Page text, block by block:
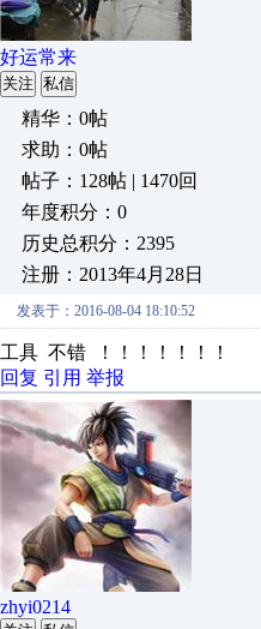
好运常来
关注 私信
精华：0帖
求助：0帖
帖子：128帖 | 1470回
年度积分：0
历史总积分：2395
注册：2013年4月28日
发表于：2016-08-04 18:10:52
工具 不错 ！！！！！！！
回复 引用 举报
zhyi0214